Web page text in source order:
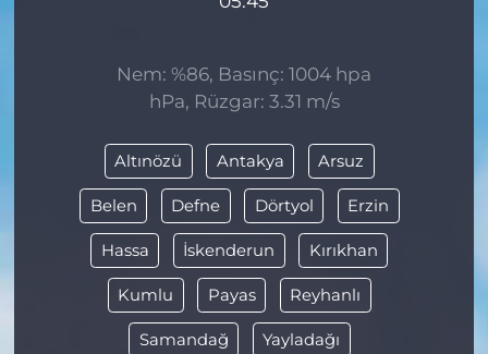
Nem: %86, Basınç: 1004 hpa
hPa, Rüzgar: 3.31 m/s
Altınözü Antakya Arsuz
Belen Defne Dörtyol Erzin
Hassa İskenderun Kırıkhan
Kumlu Payas Reyhanlı
Samandağ Yayladağı